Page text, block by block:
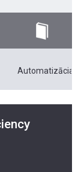
Automatizācias